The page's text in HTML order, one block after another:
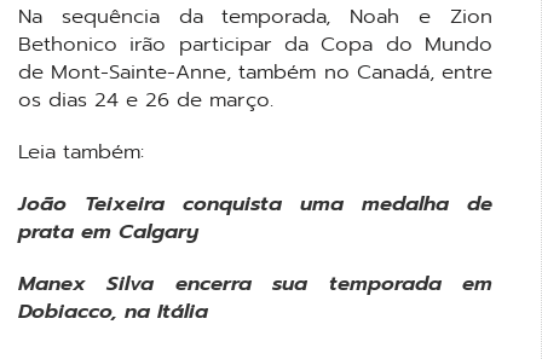
Na sequência da temporada, Noah e Zion
Bethonico irão participar da Copa do Mundo
de Mont-Sainte-Anne, também no Canadá, entre
os dias 24 e 26 de março.
Leia também:
João Teixeira conquista uma medalha de
prata em Calgary
Manex Silva encerra sua temporada em
Dobiacco, na Itália